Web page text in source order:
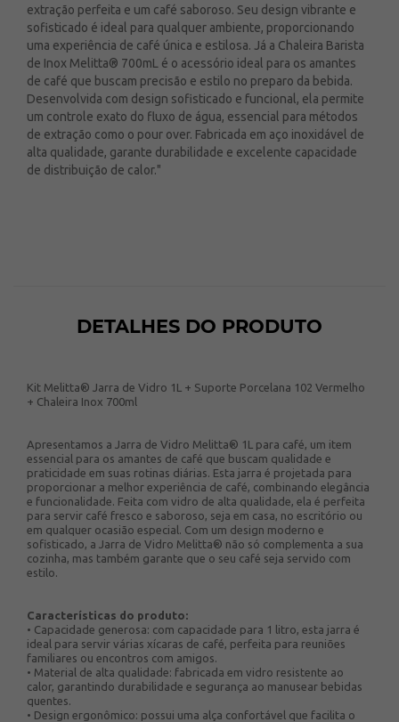
extração perfeita e um café saboroso. Seu design vibrante e
sofisticado é ideal para qualquer ambiente, proporcionando
uma experiência de café única e estilosa. Já a Chaleira Barista
de Inox Melitta® 700mL é o acessório ideal para os amantes
de café que buscam precisão e estilo no preparo da bebida.
Desenvolvida com design sofisticado e funcional, ela permite
um controle exato do fluxo de água, essencial para métodos
de extração como o pour over. Fabricada em aço inoxidável de
alta qualidade, garante durabilidade e excelente capacidade
de distribuição de calor."
DETALHES DO PRODUTO
Kit Melitta® Jarra de Vidro 1L + Suporte Porcelana 102 Vermelho
+ Chaleira Inox 700ml
Apresentamos a Jarra de Vidro Melitta® 1L para café, um item
essencial para os amantes de café que buscam qualidade e
praticidade em suas rotinas diárias. Esta jarra é projetada para
proporcionar a melhor experiência de café, combinando elegância
e funcionalidade. Feita com vidro de alta qualidade, ela é perfeita
para servir café fresco e saboroso, seja em casa, no escritório ou
em qualquer ocasião especial. Com um design moderno e
sofisticado, a Jarra de Vidro Melitta® não só complementa a sua
cozinha, mas também garante que o seu café seja servido com
estilo.
Características do produto:
• Capacidade generosa: com capacidade para 1 litro, esta jarra é
ideal para servir várias xícaras de café, perfeita para reuniões
familiares ou encontros com amigos.
• Material de alta qualidade: fabricada em vidro resistente ao
calor, garantindo durabilidade e segurança ao manusear bebidas
quentes.
• Design ergonômico: possui uma alça confortável que facilita o